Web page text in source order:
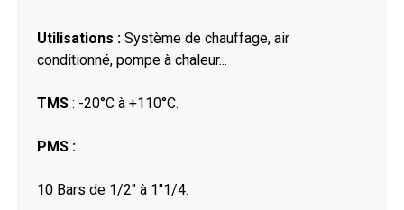
Utilisations : Système de chauffage, air
conditionné, pompe à chaleur...
TMS : -20°C à +110°C.
PMS :
10 Bars de 1/2" à 1"1/4.